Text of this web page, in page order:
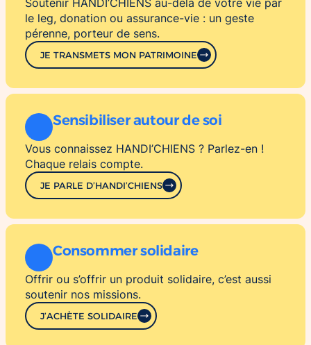
le leg, donation ou assurance-vie : un geste
pérenne, porteur de sens.
JE TRANSMETS MON PATRIMOINE
Sensibiliser autour de soi
Vous connaissez HANDI’CHIENS ? Parlez-en !
Chaque relais compte.
JE PARLE D’HANDI’CHIENS
Consommer solidaire
Offrir ou s’offrir un produit solidaire, c’est aussi
soutenir nos missions.
J’ACHÈTE SOLIDAIRE